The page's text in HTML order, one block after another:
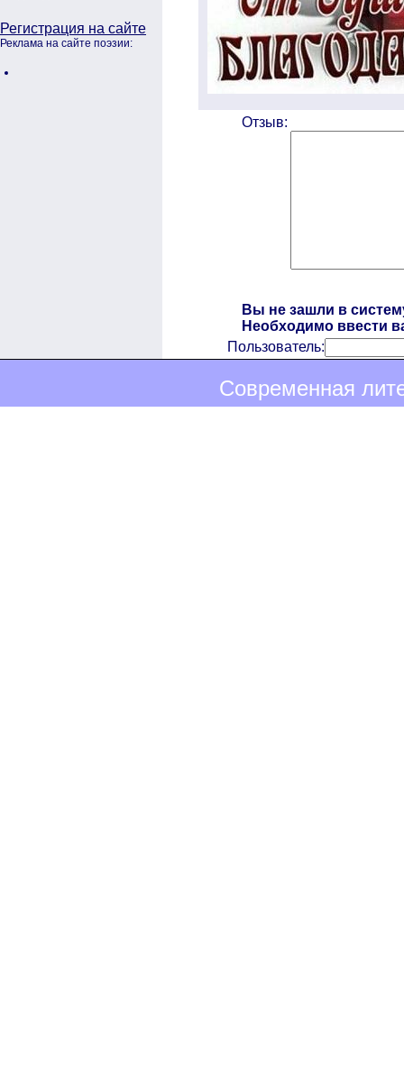
Регистрация на сайте
Реклама на сайте поэзии:
Отзыв:
Вы не зашли в
Необходимо ввести
Пользователь:
Современная